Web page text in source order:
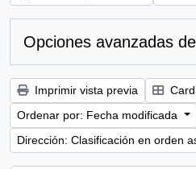
Opciones avanzadas
Imprimir vista previa
Ordenar por: Fecha modificada
Dirección: Clasificación en orden